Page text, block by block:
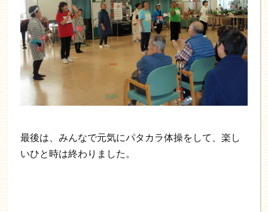
最後は、みんなで元気にパタカラ体操をして、楽し
いひと時は終わりました。